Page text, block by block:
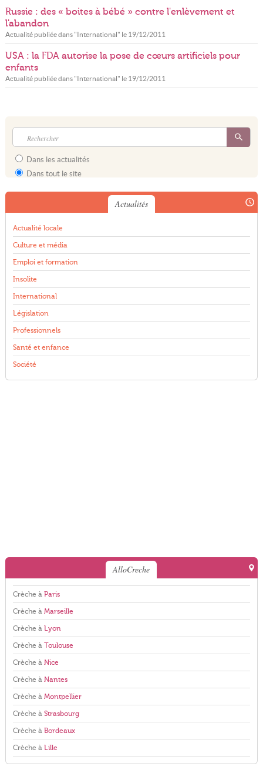
Russie : des « boites à bébé » contre l'enlèvement et
l'abandon
Actualité publiée dans "International" le 19/12/2011
USA : la FDA autorise la pose de cœurs artificiels pour
enfants
Actualité publiée dans "International" le 19/12/2011
Dans les actualités
Dans tout le site
Actualités
Actualité locale
Culture et média
Emploi et formation
Insolite
International
Législation
Professionnels
Santé et enfance
Société
AlloCreche
Crèche à Paris
Crèche à Marseille
Crèche à Lyon
Crèche à Toulouse
Crèche à Nice
Crèche à Nantes
Crèche à Montpellier
Crèche à Strasbourg
Crèche à Bordeaux
Crèche à Lille